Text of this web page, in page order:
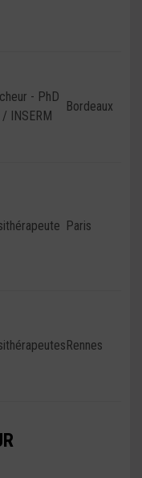
- PhD
INSERM
Bordeaux
Paris
Rennes